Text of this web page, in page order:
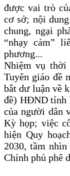
được vai trò
cơ sở; nội
chung, ngại
“nhạy cảm”
phương...
Nhiệm vụ thời
Tuyên giáo đề
bắt dư luận về
đề) HĐND tỉnh
của người dân
Kỳ họp; việc
hiện Quy
2030, tầm
Chính phủ phê